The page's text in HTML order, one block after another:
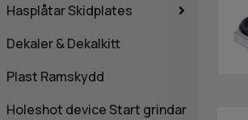
Hasplåtar Skidplates
Dekaler & Dekalkitt
Plast Ramskydd
Holeshot device Start grindar